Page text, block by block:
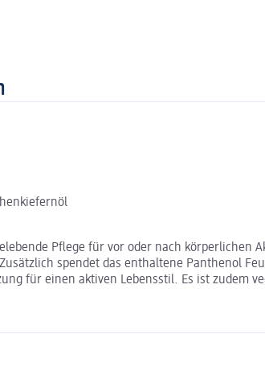
Pflege für vor oder nach
spendet das enthaltene Panthenol
für einen aktiven Lebensstil. Es ist zudem